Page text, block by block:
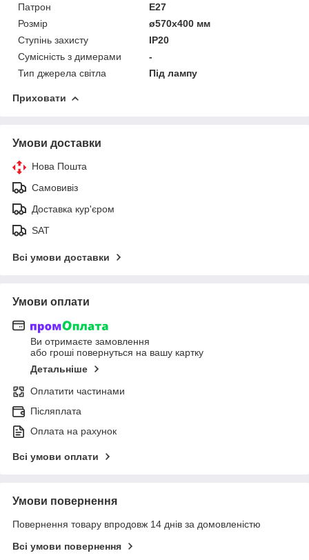
Патрон
E27
Розмір
ø570х400 мм
Ступінь захисту
IP20
Сумісність з димерами
-
Тип джерела світла
Під лампу
Приховати
Умови доставки
Нова Пошта
Самовивіз
Доставка кур'єром
SAT
Всі умови доставки
Умови оплати
Ви отримаєте замовлення
або гроші повернуться на вашу картку
Детальніше
Оплатити частинами
Післяплата
Оплата на рахунок
Всі умови оплати
Умови повернення
Повернення товару впродовж 14 днів за домовленістю
Всі умови повернення